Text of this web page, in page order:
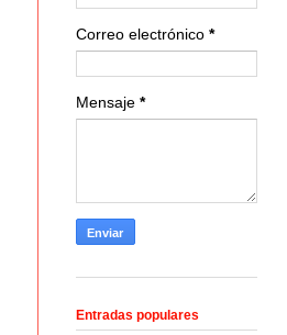
Correo electrónico *
Mensaje *
Entradas populares